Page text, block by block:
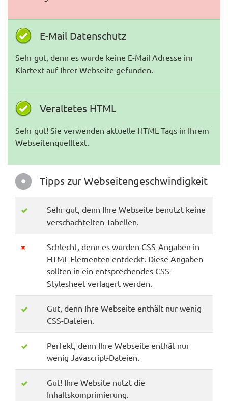
E-Mail Datenschutz
Sehr gut, denn es wurde keine E-Mail Adresse im
Klartext auf Ihrer Webseite gefunden.
Veraltetes HTML
Sehr gut! Sie verwenden aktuelle HTML Tags in Ihrem
Webseitenquelltext.
Tipps zur Webseitengeschwindigkeit
Sehr gut, denn Ihre Webseite benutzt keine
verschachtelten Tabellen.
Schlecht, denn es wurden CSS-Angaben in
HTML-Elementen entdeckt. Diese Angaben
sollten in ein entsprechendes CSS-
Stylesheet verlagert werden.
Gut, denn Ihre Webseite enthält nur wenig
CSS-Dateien.
Perfekt, denn Ihre Webseite enthät nur
wenig Javascript-Dateien.
Gut! Ihre Website nutzt die
Inhaltskomprimierung.